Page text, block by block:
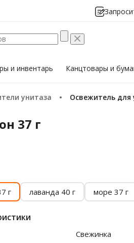
и инвентарь Канцтовары и
унитаза Освежитель
37 г
г
лаванда 40 г море 37 г
Свежинка